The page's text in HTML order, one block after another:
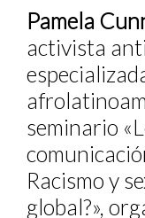
Pamela
activista
seminario
Racismo y
global?»,